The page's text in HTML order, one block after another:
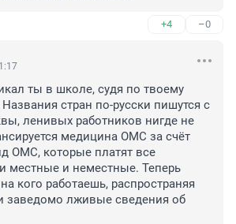
+4 –0
ты в школе, судя по твоему
стран по-русски пишутся с
ленивых работников нигде не
медицина ОМС за счёт
ОМС, которые платят все
местные и неместные. Теперь
кого работаешь, распространяя
заведомо лживые сведения об